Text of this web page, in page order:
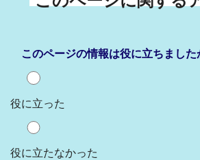
このページの情報は役に立ちました
役に立った
役に立たなかった